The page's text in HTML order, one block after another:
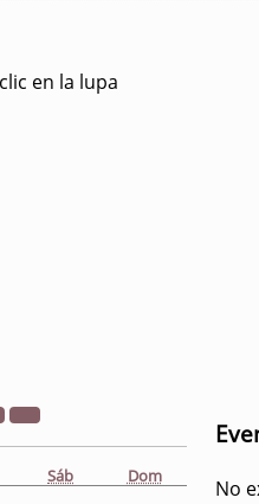
en la lupa
Sáb Dom No